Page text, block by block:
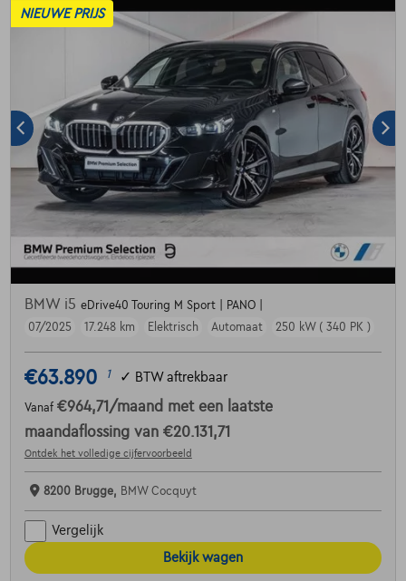
NIEUWE PRIJS
BMW i5 eDrive40 Touring M Sport | PANO |
07/2025
17.248 km Elektrisch Automaat 250 kW ( 340 PK )
€63.890 1 ✓ BTW aftrekbaar
Vanaf €964,71 /maand met een laatste
maandaflossing van €20.131,71
Ontdek het volledige cijfervoorbeeld
8200 Brugge, BMW Cocquyt
Vergelijk
Bekijk wagen